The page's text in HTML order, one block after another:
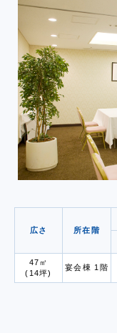
広さ 所在階
47㎡
(14坪)
宴会棟 1階